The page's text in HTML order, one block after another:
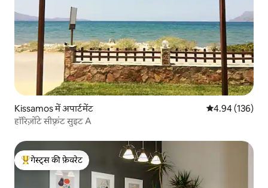
Kissamos में अपार्टमेंट औसत रेटिंग 5 में से
4.94 (136)
हॉरिज़ोंटे सीफ़्रंट सुइट A
गेस्ट्स का टॉप फ़ेवरेट
गेस्ट्स की फ़ेवरेट